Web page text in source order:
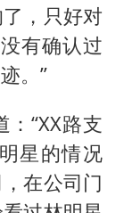
，只好对
有确认过
。”
“XX路支
星的情况
在公司门